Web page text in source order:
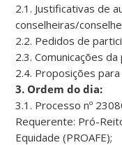
2.1. Justificativas de
conselheiras/
2.2. Pedidos de
2.3. Comunicações
2.4. Proposições
3. Ordem do dia:
3.1. Processo nº
Requerente: Pró-
Equidade (PROAFE);